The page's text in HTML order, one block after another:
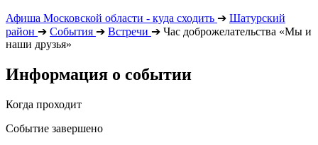
Афиша Московской области - куда сходить ➔ Шатурский
район ➔ События ➔ Встречи ➔ Час доброжелательства «Мы и
наши друзья»
Информация о событии
Когда проходит
Событие завершено